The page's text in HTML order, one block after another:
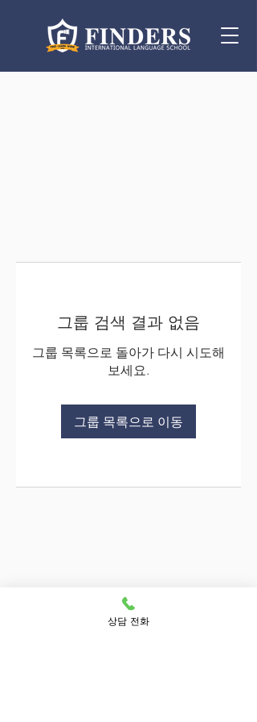
그룹 검색 결과 없음
그룹 목록으로 돌아가 다시 시도해
보세요.
그룹 목록으로 이동
상담 전화